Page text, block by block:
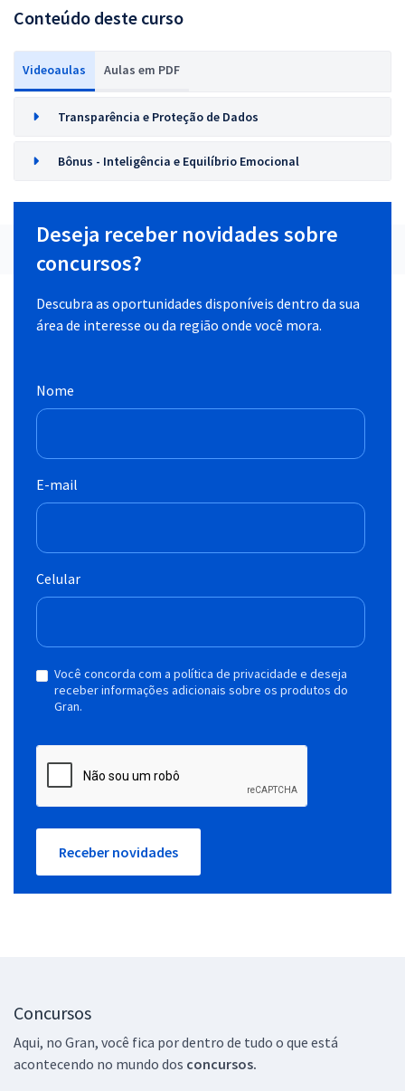
Conteúdo deste curso
Videoaulas Aulas em PDF
Transparência e Proteção de Dados
Bônus - Inteligência e Equilíbrio Emocional
Deseja receber novidades sobre
concursos?
Descubra as oportunidades disponíveis dentro da sua
área de interesse ou da região onde você mora.
Nome
E-mail
Celular
Você concorda com a política de privacidade e deseja
receber informações adicionais sobre os produtos do
Gran.
Receber novidades
Concursos
Aqui, no Gran, você fica por dentro de tudo o que está
acontecendo no mundo dos concursos.